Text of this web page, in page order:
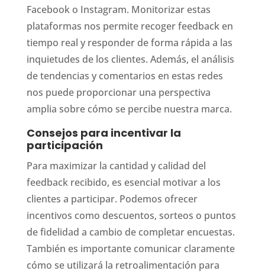
Facebook o Instagram. Monitorizar estas
plataformas nos permite recoger feedback en
tiempo real y responder de forma rápida a las
inquietudes de los clientes. Además, el análisis
de tendencias y comentarios en estas redes
nos puede proporcionar una perspectiva
amplia sobre cómo se percibe nuestra marca.
Consejos para incentivar la
participación
Para maximizar la cantidad y calidad del
feedback recibido, es esencial motivar a los
clientes a participar. Podemos ofrecer
incentivos como descuentos, sorteos o puntos
de fidelidad a cambio de completar encuestas.
También es importante comunicar claramente
cómo se utilizará la retroalimentación para